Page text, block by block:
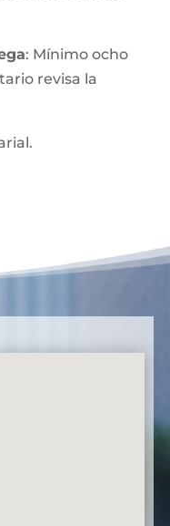
: Mínimo ocho
revisa la